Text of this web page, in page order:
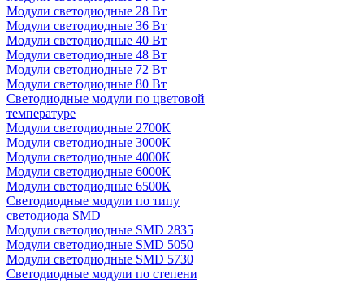
Модули светодиодные 28 Вт
Модули светодиодные 36 Вт
Модули светодиодные 40 Вт
Модули светодиодные 48 Вт
Модули светодиодные 72 Вт
Модули светодиодные 80 Вт
Светодиодные модули по цветовой
температуре
Модули светодиодные 2700К
Модули светодиодные 3000К
Модули светодиодные 4000К
Модули светодиодные 6000К
Модули светодиодные 6500К
Светодиодные модули по типу
светодиода SMD
Модули светодиодные SMD 2835
Модули светодиодные SMD 5050
Модули светодиодные SMD 5730
Светодиодные модули по степени